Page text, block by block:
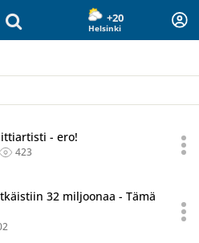
+20
Helsinki
- ero!
423
32 miljoonaa - Tämä